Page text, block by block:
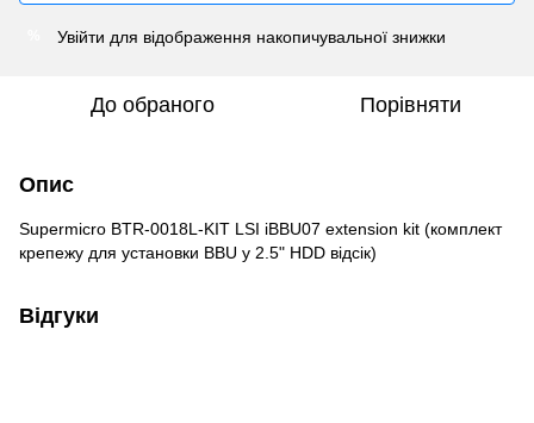
Увійти для відображення накопичувальної знижки
До обраного Порівняти
Опис
Supermicro BTR-0018L-KIT LSI iBBU07 extension kit (комплект
крепежу для установки BBU у 2.5" HDD відсік)
Відгуки